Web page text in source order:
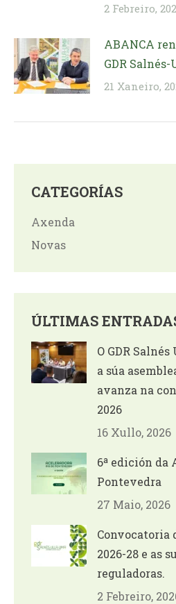
2 Febreiro,
ABANCA
GDR
21 Xaneiro,
CATEGORÍAS
Axenda
Novas
ÚLTIMAS
O GDR
a súa
avanza na
2026
16 Xullo, 2026
6ª edición da
Pontevedra
27 Maio, 2026
Convocatoria
2026-28 e as
reguladoras.
2 Febreiro,